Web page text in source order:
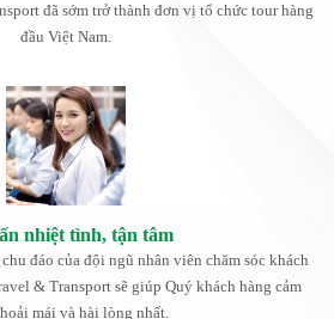
đã sớm trở thành đơn vị tổ chức tour hàng
đầu Việt Nam.
nhiệt tình, tận tâm
đáo của đội ngũ nhân viên chăm sóc khách
& Transport sẽ giúp Quý khách hàng cảm
mái và hài lòng nhất.